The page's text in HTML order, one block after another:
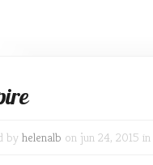
by helenalb on jun 24, 2015 in